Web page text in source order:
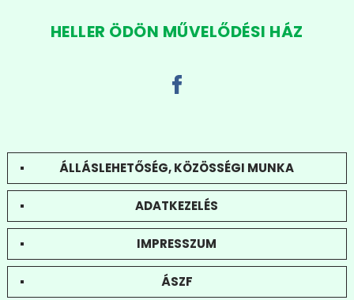
HELLER ÖDÖN MŰVELŐDÉSI HÁZ
ÁLLÁSLEHETŐSÉG, KÖZÖSSÉGI MUNKA
ADATKEZELÉS
IMPRESSZUM
ÁSZF